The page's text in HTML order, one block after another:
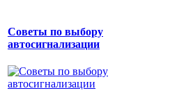
Советы по выбору
автосигнализации